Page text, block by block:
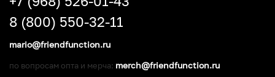
8 (800) 550-32-11
mario@friendfunction.ru
по вопросам опта и мерча: merch@friendfunction.ru